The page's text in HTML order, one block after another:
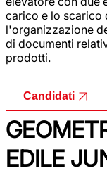
carico e lo scarico
l'organizzazione
di documenti
prodotti.
Candidati
EDILE